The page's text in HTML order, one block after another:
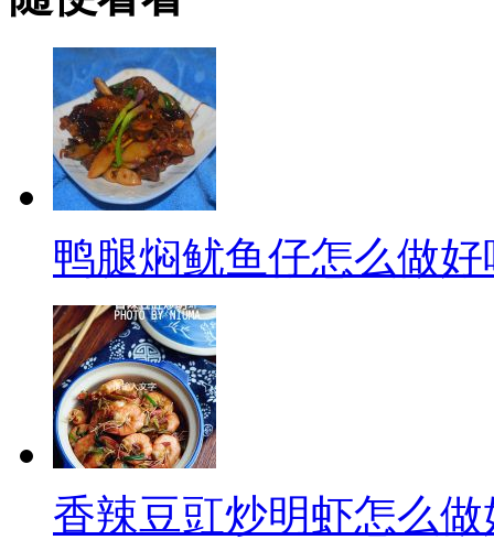
鸭腿焖鱿鱼仔怎么做
香辣豆豇炒明虾怎么